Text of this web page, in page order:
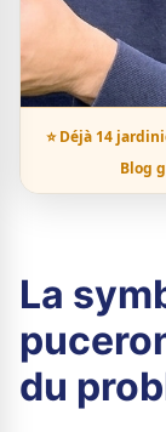
⭐ Déjà 14
Blog
La
du